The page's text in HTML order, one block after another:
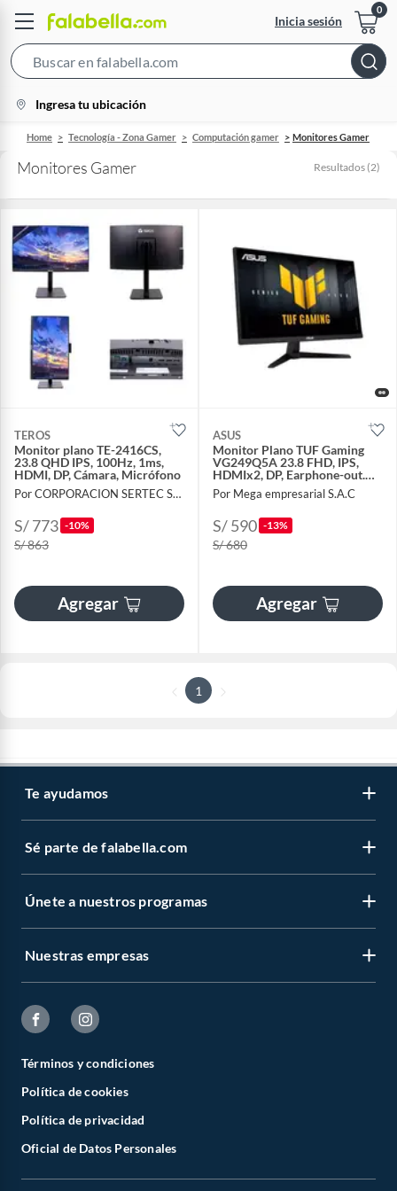
Inicia sesión
Bar
location-
icon
Ingresa tu ubicación
Home Tecnología - Zona Gamer Computación gamer Monitores Gamer
Monitores Gamer Resultados (2)
TEROS
Monitor plano TE-2416CS,
23.8 QHD IPS, 100Hz, 1ms,
HDMI, DP, Cámara, Micrófono
Por CORPORACION SERTEC SAC
S/ 773 -10%
S/ 863
Agregar
ASUS
Monitor Plano TUF Gaming
VG249Q5A 23.8 FHD, IPS,
HDMIx2, DP, Earphone-out.
Parlante 2Wx2
Por Mega empresarial S.A.C
S/ 590 -13%
S/ 680
Agregar
1
Te ayudamos
Sé parte de falabella.com
Únete a nuestros programas
Nuestras empresas
Términos y condiciones
Política de cookies
Política de privacidad
Oficial de Datos Personales